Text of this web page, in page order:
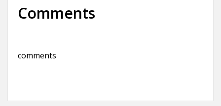
Comments
comments